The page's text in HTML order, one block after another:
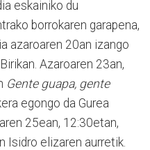
eskainiko du
borrokaren garapena,
azaroaren 20an izango
Azaroaren 23an,
Gente guapa, gente
egongo da Gurea
25ean, 12:30etan,
Isidro elizaren aurretik.